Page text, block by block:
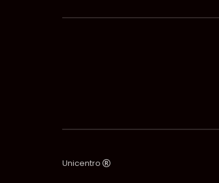
Unicentro